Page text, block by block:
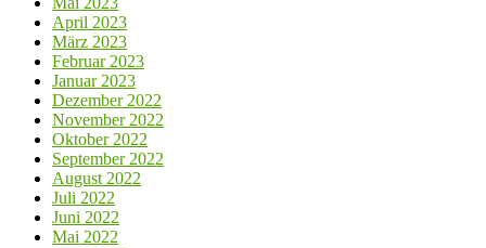
April 2023
März 2023
Februar 2023
Januar 2023
Dezember 2022
November 2022
Oktober 2022
September 2022
August 2022
Juli 2022
Juni 2022
Mai 2022